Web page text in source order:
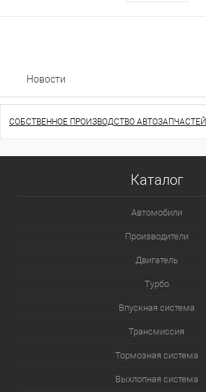
Новости
СОБСТВЕННОЕ ПРОИЗВОДСТВО АВТОЗАПЧАСТЕЙ
Каталог
Автомобили
Производители
Двигатель
Турбо
Впускная система
Трансмиссия
Тормозная система
Выхлопная система